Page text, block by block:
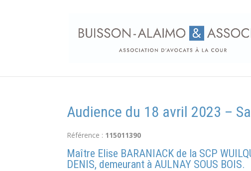
Audience du 18 avril 2023 –
Référence : 115011390
Maître Elise BARANIACK de la SCP
DENIS, demeurant à AULNAY SOUS BOIS.